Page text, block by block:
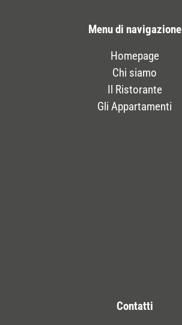
Menu di navigazione
Homepage
Chi siamo
Il Ristorante
Gli Appartamenti
Contatti